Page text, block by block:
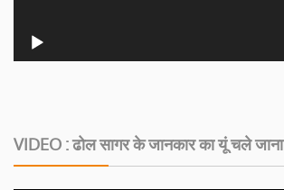
VIDEO : ढोल सागर के जानकार का यूं चले जाना